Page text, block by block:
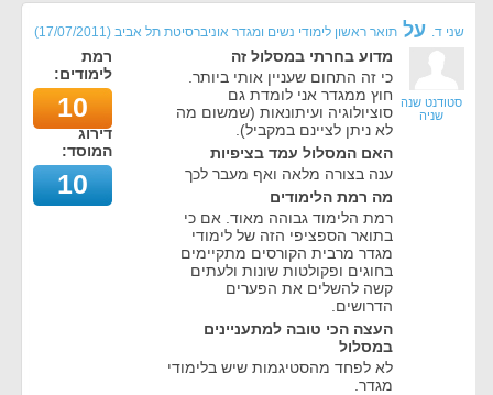
שני ד. על תואר ראשון לימודי נשים ומגדר אוניברסיטת תל אביב (
17/07/2011
)
סטודנט שנה
שניה
מדוע בחרתי במסלול זה
כי זה התחום שעניין אותי ביותר.
חוץ ממגדר אני לומדת גם
סוציולוגיה ועיתונאות (שמשום מה
לא ניתן לציינם במקביל).
האם המסלול עמד בציפיות
ענה בצורה מלאה ואף מעבר לכך
מה רמת הלימודים
רמת הלימוד גבוהה מאוד. אם כי
בתואר הספציפי הזה של לימודי
מגדר מרבית הקורסים מתקיימים
בחוגים ופקולטות שונות ולעתים
קשה להשלים את הפערים
הדרושים.
העצה הכי טובה למתעניינים
במסלול
לא לפחד מהסטיגמות שיש בלימודי
מגדר.
רמת
לימודים:
10
דירוג
המוסד:
10